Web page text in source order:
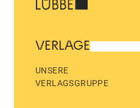
VERLAGE
UNSERE
VERLAGSGRUPPE